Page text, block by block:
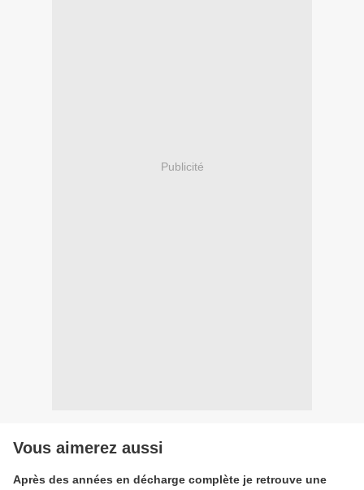
Publicité
Vous aimerez aussi
Après des années en décharge complète je retrouve une